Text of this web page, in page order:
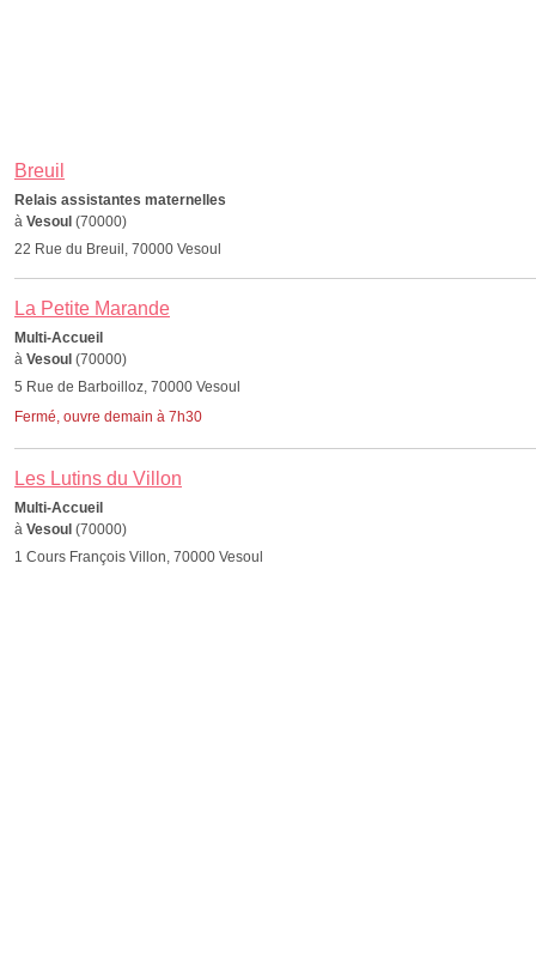
Breuil
Relais assistantes maternelles
à Vesoul (70000)
22 Rue du Breuil, 70000 Vesoul
La Petite Marande
Multi-Accueil
à Vesoul (70000)
5 Rue de Barboilloz, 70000 Vesoul
Fermé, ouvre demain à 7h30
Les Lutins du Villon
Multi-Accueil
à Vesoul (70000)
1 Cours François Villon, 70000 Vesoul